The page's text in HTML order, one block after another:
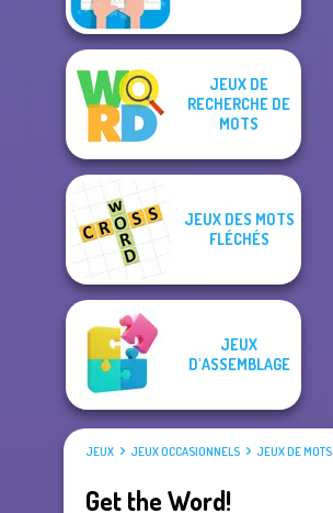
JEUX DE
RECHERCHE DE
MOTS
JEUX DES MOTS
FLÉCHÉS
JEUX
D'ASSEMBLAGE
JEUX JEUX OCCASIONNELS JEUX DE MOTS
Get the Word!